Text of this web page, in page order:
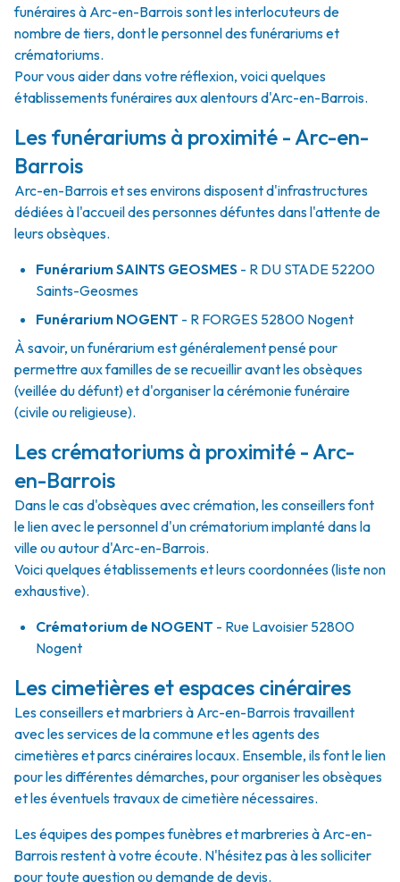
funéraires à Arc-en-Barrois sont les interlocuteurs de
nombre de tiers, dont le personnel des funérariums et
crématoriums.
Pour vous aider dans votre réflexion, voici quelques
établissements funéraires aux alentours d'Arc-en-Barrois.
Les funérariums à proximité - Arc-en-
Barrois
Arc-en-Barrois et ses environs disposent d'infrastructures
dédiées à l'accueil des personnes défuntes dans l'attente de
leurs obsèques.
FunérariumSAINTS GEOSMES - R DU STADE 52200
Saints-Geosmes
Funérarium NOGENT - R FORGES 52800 Nogent
À savoir, un funérarium est généralement pensé pour
permettre aux familles de se recueillir avant les obsèques
(veillée du défunt) et d'organiser la cérémonie funéraire
(civile ou religieuse).
Les crématoriums à proximité - Arc-
en-Barrois
Dans le cas d'obsèques avec crémation, les conseillers font
le lien avec le personnel d'un crématorium implanté dans la
ville ou autour d'Arc-en-Barrois.
Voici quelques établissements et leurs coordonnées (liste non
exhaustive).
Crématorium de NOGENT - Rue Lavoisier 52800
Nogent
Les cimetières et espaces cinéraires
Les conseillers et marbriers à Arc-en-Barrois travaillent
avec les services de la commune et les agents des
cimetières et parcs cinéraires locaux. Ensemble, ils font le lien
pour les différentes démarches, pour organiser les obsèques
et les éventuels travaux de cimetière nécessaires.
Les équipes des pompes funèbres et marbreries à Arc-en-
Barrois restent à votre écoute. N'hésitez pas à les solliciter
pour toute question ou demande de devis.